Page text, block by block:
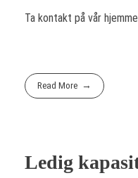
Ta kontakt på vår
Read More
Ledig